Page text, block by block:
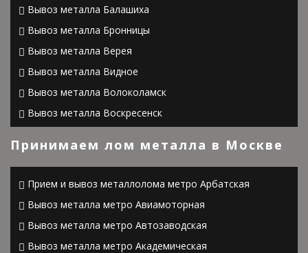
Вывоз металла Балашиха
Вывоз металла Бронницы
Вывоз металла Верея
Вывоз металла Видное
Вывоз металла Волоколамск
Вывоз металла Воскресенск
Вывоз металла Голицыно
Принимаем лом металла в Москве
Прием и вывоз металлолома метро Арбатская
Вывоз металла метро Авиамоторная
Вывоз металла метро Автозаводская
Вывоз металла метро Академическая